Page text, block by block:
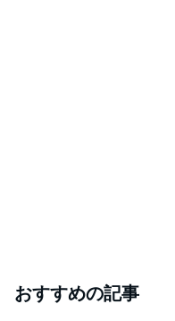
おすすめの記事